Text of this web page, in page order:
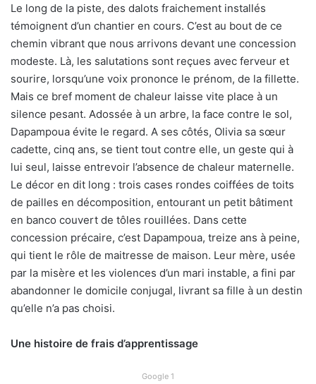
Le long de la piste, des dalots fraichement installés
témoignent d’un chantier en cours. C’est au bout de ce
chemin vibrant que nous arrivons devant une concession
modeste. Là, les salutations sont reçues avec ferveur et
sourire, lorsqu’une voix prononce le prénom, de la fillette.
Mais ce bref moment de chaleur laisse vite place à un
silence pesant. Adossée à un arbre, la face contre le sol,
Dapampoua évite le regard. A ses côtés, Olivia sa sœur
cadette, cinq ans, se tient tout contre elle, un geste qui à
lui seul, laisse entrevoir l’absence de chaleur maternelle.
Le décor en dit long : trois cases rondes coiffées de toits
de pailles en décomposition, entourant un petit bâtiment
en banco couvert de tôles rouillées. Dans cette
concession précaire, c’est Dapampoua, treize ans à peine,
qui tient le rôle de maitresse de maison. Leur mère, usée
par la misère et les violences d’un mari instable, a fini par
abandonner le domicile conjugal, livrant sa fille à un destin
qu’elle n’a pas choisi.
Une histoire de frais d’apprentissage
Google 1